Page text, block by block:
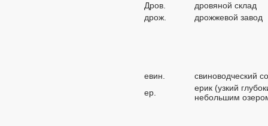
Дров.
дровяной склад
дрож.
дрожжевой завод
евин.
свиноводческий
ер.
ерик (узкий
небольшим